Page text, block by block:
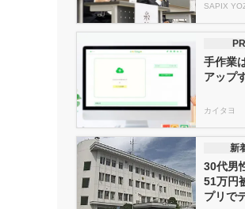
SAPIX
PR
手作業
アップ
カイタヨ
新
30代男
51万円
プリで